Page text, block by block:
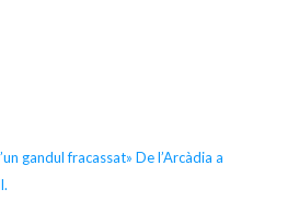
gandul fracassat» De l’Arcàdia a